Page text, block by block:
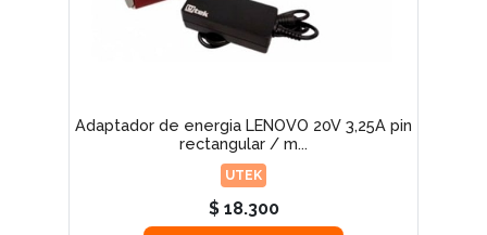
Adaptador de energia LENOVO 20V 3,25A pin
rectangular / m...
UTEK
$ 18.300